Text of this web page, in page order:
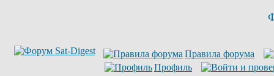
Правила форума
Профиль